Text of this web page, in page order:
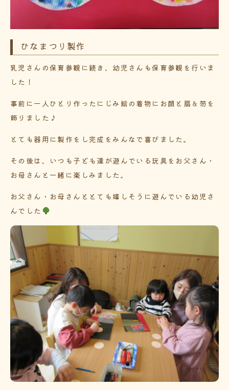
ひなまつり製作
乳児さんの保育参観に続き、幼児さんも保育参観を行いま
した！
事前に一人ひとり作ったにじみ絵の着物にお顔と扇＆笏を
飾りました♪
とても器用に製作をし完成をみんなで喜びました。
その後は、いつも子ども達が遊んでいる玩具をお父さん・
お母さんと一緒に楽しみました。
お父さん・お母さんととても嬉しそうに遊んでいる幼児さ
んでした